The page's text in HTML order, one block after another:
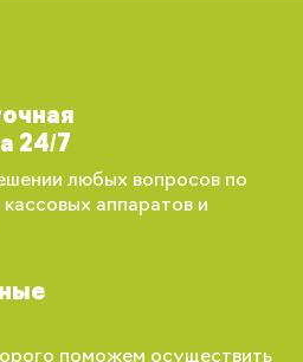
24/7
любых вопросов по
аппаратов и
поможем осуществить